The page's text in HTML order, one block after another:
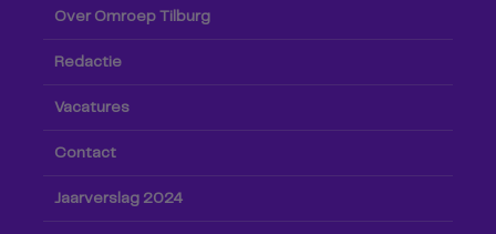
Over Omroep Tilburg
Redactie
Vacatures
Contact
Jaarverslag 2024